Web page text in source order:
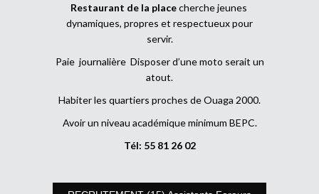
Restaurant de la placecherche jeunes
dynamiques, propres et respectueux pour
servir.
Paie journalière Disposer d’une moto serait un
atout.
Habiter les quartiers proches de Ouaga 2000.
Avoir un niveau académique minimum BEPC.
Tél: 55 81 26 02